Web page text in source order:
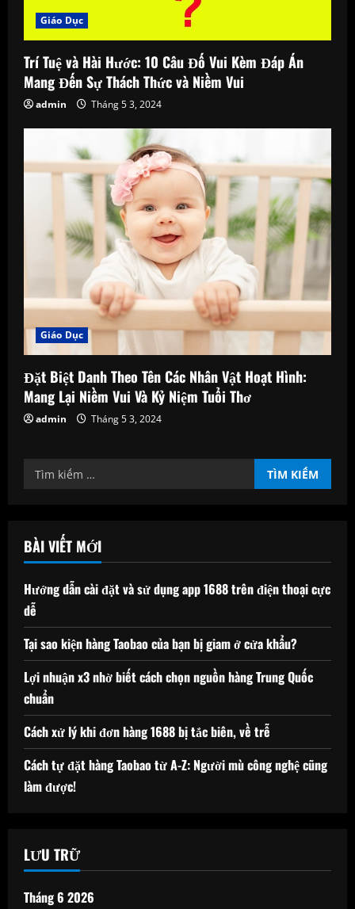
Giáo Dục
Trí Tuệ và Hài Hước: 10 Câu Đố Vui Kèm Đáp Án
Mang Đến Sự Thách Thức và Niềm Vui
admin Tháng 5 3, 2024
Giáo Dục
Đặt Biệt Danh Theo Tên Các Nhân Vật Hoạt Hình:
Mang Lại Niềm Vui Và Kỷ Niệm Tuổi Thơ
admin Tháng 5 3, 2024
Tìm
kiếm
BÀI VIẾT MỚI
Hướng dẫn cài đặt và sử dụng app 1688 trên điện thoại cực
dễ
Tại sao kiện hàng Taobao của bạn bị giam ở cửa khẩu?
Lợi nhuận x3 nhờ biết cách chọn nguồn hàng Trung Quốc
chuẩn
Cách xử lý khi đơn hàng 1688 bị tắc biên, về trễ
Cách tự đặt hàng Taobao từ A-Z: Người mù công nghệ cũng
làm được!
LƯU TRỮ
Tháng 6 2026